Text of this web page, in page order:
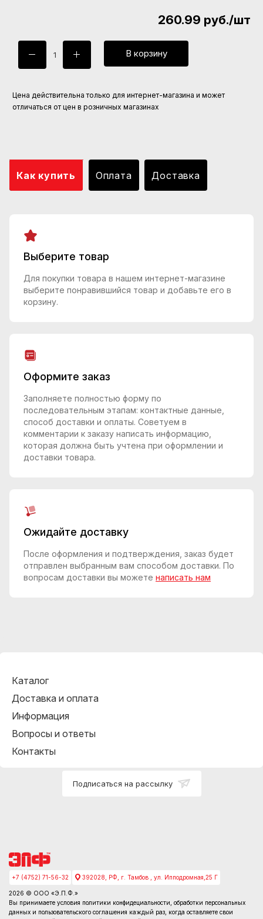
260.99 руб./шт
В корзину
Цена действительна только для интернет-магазина и может
отличаться от цен в розничных магазинах
Как купить Оплата Доставка
Выберите товар
Для покупки товара в нашем интернет-магазине
выберите понравившийся товар и добавьте его в
корзину.
Оформите заказ
Заполняете полностью форму по
последовательным этапам: контактные данные,
способ доставки и оплаты. Советуем в
комментарии к заказу написать информацию,
которая должна быть учтена при оформлении и
доставки товара.
Ожидайте доставку
После оформления и подтверждения, заказ будет
отправлен выбранным вам способом доставки. По
вопросам доставки вы можете написать нам
Каталог
Доставка и оплата
Информация
Вопросы и ответы
Контакты
Подписаться на рассылку
+7 (4752) 71-56-32 392028, РФ, г. Тамбов , ул. Ипподромная,25 Г
2026 © ООО «Э.П.Ф.»
Вы принимаете условия политики конфидециальности , обработки персональных
данных и пользовательского соглашения каждый раз, когда оставляете свои